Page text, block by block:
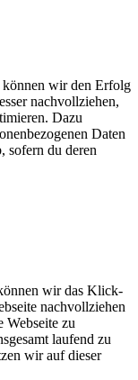
können wir den Erfolg
nachvollziehen,
Dazu
Daten
sofern du deren
wir das Klick-
nachvollziehen
Webseite zu
laufend zu
wir auf dieser